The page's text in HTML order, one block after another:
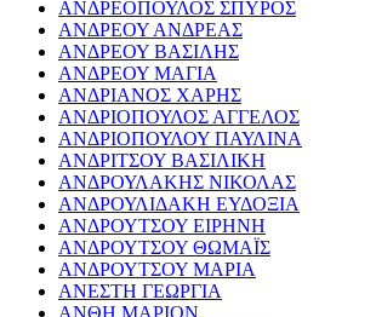
ΑΝΔΡΕΟΠΟΥΛΟΣ ΣΠΥΡΟΣ
ΑΝΔΡΕΟΥ ΑΝΔΡΕΑΣ
ΑΝΔΡΕΟΥ ΒΑΣΙΛΗΣ
ΑΝΔΡΕΟΥ ΜΑΓΙΑ
ΑΝΔΡΙΑΝΟΣ ΧΑΡΗΣ
ΑΝΔΡΙΟΠΟΥΛΟΣ ΑΓΓΕΛΟΣ
ΑΝΔΡΙΟΠΟΥΛΟΥ ΠΑΥΛΙΝΑ
ΑΝΔΡΙΤΣΟΥ ΒΑΣΙΛΙΚΗ
ΑΝΔΡΟΥΛΑΚΗΣ ΝΙΚΟΛΑΣ
ΑΝΔΡΟΥΛΙΔΑΚΗ ΕΥΔΟΞΙΑ
ΑΝΔΡΟΥΤΣΟΥ ΕΙΡΗΝΗ
ΑΝΔΡΟΥΤΣΟΥ ΘΩΜΑΪΣ
ΑΝΔΡΟΥΤΣΟΥ ΜΑΡΙΑ
ΑΝΕΣΤΗ ΓΕΩΡΓΙΑ